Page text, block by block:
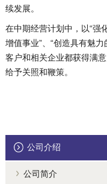
续发展。
在中期经营计划中，以“强
增值事业”、“创造具有魅
客户和相关企业都获得满
给予关照和鞭策。
公司介绍
公司简介